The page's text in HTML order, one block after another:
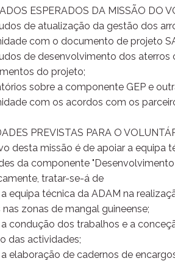
ESPERADOS DA MISSÃO DO
de atualização da gestão dos
com o documento de projeto
de desenvolvimento dos
do projeto;
sobre a componente GEP e
com os acordos com os
PREVISTAS PARA O
desta missão é de apoiar a equipa
da componente "Desenvolvimento
tratar-se-á de
equipa técnica da ADAM na
zonas de mangal guineense;
condução dos trabalhos e a
das actividades;
elaboração de cadernos de